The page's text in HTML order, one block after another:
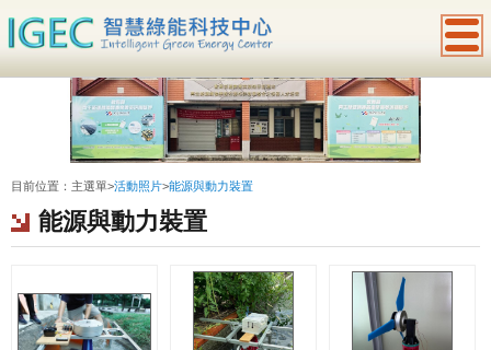
目前位置： 主選單>活動照片>能源與動力裝置
能源與動力裝置